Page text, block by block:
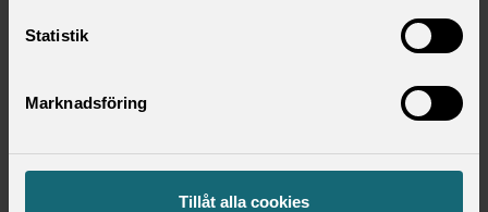
Statistik
Marknadsföring
Tillåt alla cookies
Kontaktperson